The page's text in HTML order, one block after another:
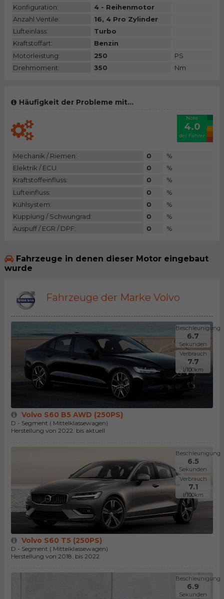
Konfiguration:
4 - Reihenmotor
Anzahl Ventile:
16, 4 Pro Zylinder
Lufteinlass:
Turbo
Kraftstoffart:
Benzin
Motorleistung:
250
PS
Drehmoment:
350 Nm
Häufigkeit der Probleme mit...
Note
4.0
der Fahrer
Mechanik / Riemen: 0
%
Elektrik / ECU:
0
%
Kraftstoffeinfluss:
0
%
Lufteinfluss:
0
%
Kühlsystem:
0
%
Kupplung / Schwungrad:
0
%
Auspuff / EGR / DPF:
0 %
Fahrzeuge in denen dieser Motor eingebaut
wurde
Fahrzeuge der Marke Volvo
Beschleunigung
6.7
Sekunden
Verbrauch
7.7
l/100km
Volvo S60 B5 AWD (250PS)
D - Segment ( Mittelklassewagen)
Herstellung von 2022. bis aktuell
Beschleunigung
6.5
Sekunden
Verbrauch
7.1
l/100km
Volvo S60 T5 (250PS)
D - Segment ( Mittelklassewagen)
Herstellung von 2018. bis 2022.
Beschleunigung
6.9
Sekunden